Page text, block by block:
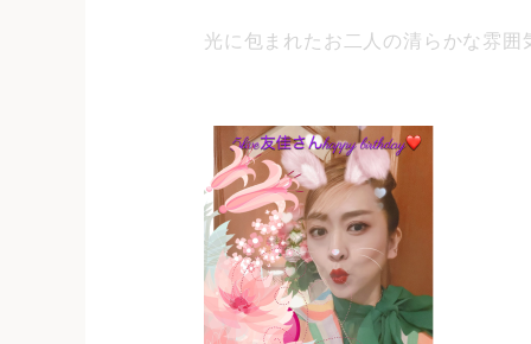
光に包まれたお二人の清らかな雰